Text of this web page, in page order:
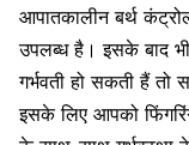
आपातकालीन बर्थ
उपलब्ध है। इसके बाद भी
गर्भवती हो सकती हैं
इसके लिए आपको